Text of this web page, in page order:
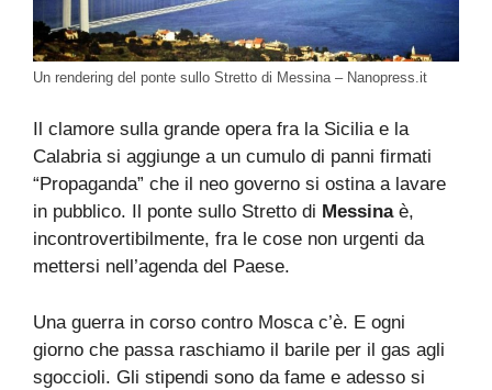
Un rendering del ponte sullo Stretto di Messina – Nanopress.it
Il clamore sulla grande opera fra la Sicilia e la
Calabria si aggiunge a un cumulo di panni firmati
“Propaganda” che il neo governo si ostina a lavare
in pubblico. Il ponte sullo Stretto di Messinaè,
incontrovertibilmente, fra le cose non urgenti da
mettersi nell’agenda del Paese.
Una guerra in corso contro Mosca c’è. E ogni
giorno che passa raschiamo il barile per il gas agli
sgoccioli. Gli stipendi sono da fame e adesso si